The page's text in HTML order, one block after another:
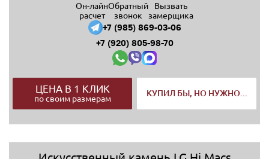
Он-лайн
расчет
Обратный
звонок
Вызвать
замерщика
+7 (985) 869-03-06
+7 (920) 805-98-70
ЦЕНА В 1 КЛИК
по своим размерам
КУПИЛ БЫ, НО НУЖНО...